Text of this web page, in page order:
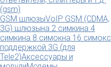
(gsm)
GSM шлюзыVoIP GSM (CDMA,
3G) шлюзына 2 симкина 4
симкина 8 симокна 16 симокс
поддержкой 3G (для
Tele2)Аксессуары и